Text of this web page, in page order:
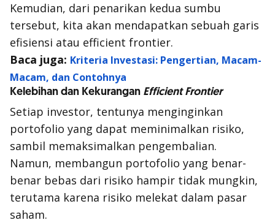
Kemudian, dari penarikan kedua sumbu
tersebut, kita akan mendapatkan sebuah garis
efisiensi atau efficient frontier.
Baca juga: Kriteria Investasi: Pengertian, Macam-
Macam, dan Contohnya
Kelebihan dan Kekurangan Efficient Frontier
Setiap investor, tentunya menginginkan
portofolio yang dapat meminimalkan risiko,
sambil memaksimalkan pengembalian.
Namun, membangun portofolio yang benar-
benar bebas dari risiko hampir tidak mungkin,
terutama karena risiko melekat dalam pasar
saham.